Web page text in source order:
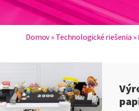
Domov» Technologické riešenia »